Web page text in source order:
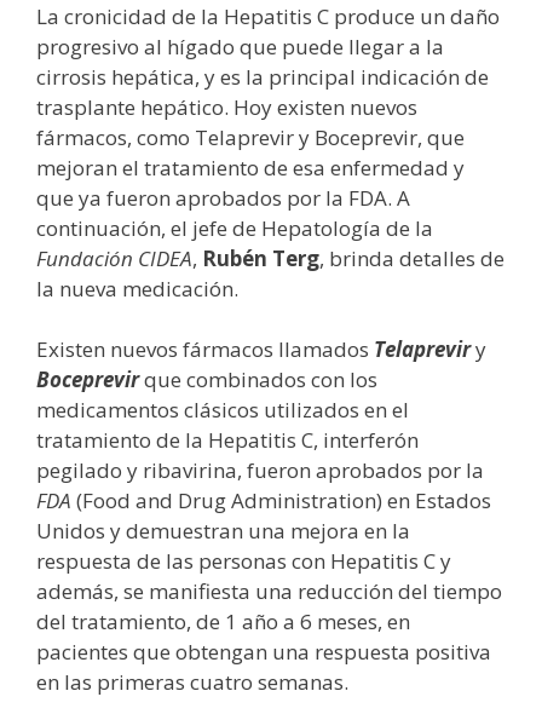
La cronicidad de la Hepatitis C produce un daño
progresivo al hígado que puede llegar a la
cirrosis hepática, y es la principal indicación de
trasplante hepático. Hoy existen nuevos
fármacos, como Telaprevir y Boceprevir, que
mejoran el tratamiento de esa enfermedad y
que ya fueron aprobados por la FDA. A
continuación, el jefe de Hepatología de la
Fundación CIDEA, Rubén Terg, brinda detalles de
la nueva medicación.
Existen nuevos fármacos llamados Telapreviry
Boceprevirque combinados con los
medicamentos clásicos utilizados en el
tratamiento de la Hepatitis C, interferón
pegilado y ribavirina, fueron aprobados por la
FDA (Food and Drug Administration) en Estados
Unidos y demuestran una mejora en la
respuesta de las personas con Hepatitis C y
además, se manifiesta una reducción del tiempo
del tratamiento, de 1 año a 6 meses, en
pacientes que obtengan una respuesta positiva
en las primeras cuatro semanas.